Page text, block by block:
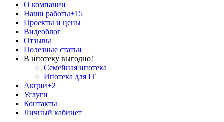
О компании
Наши работы+15
Проекты и цены
Видеоблог
Отзывы
Полезные статьи
В ипотеку выгодно!
Семейная ипотека
Ипотека для IT
Акции+2
Услуги
Контакты
Личный кабинет